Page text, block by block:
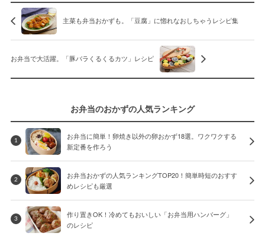
主菜も弁当おかずも。「豆腐」に惚れなおしちゃうレシピ集
お弁当で大活躍。「豚バラくるくるカツ」レシピ
お弁当のおかずの人気ランキング
1
お弁当に簡単！卵焼き以外の卵おかず18選。ワクワクする
新定番を作ろう
2
お弁当おかずの人気ランキングTOP20！簡単時短のおすす
めレシピも厳選
3
作り置きOK！冷めてもおいしい「お弁当用ハンバーグ」
のレシピ